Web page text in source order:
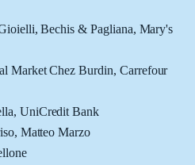
Bechis & Pagliana, Mary's
Market Chez Burdin, Carrefour
UniCredit Bank
Matteo Marzo